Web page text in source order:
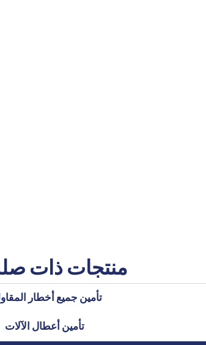
منتجات ذات
تأمين جميع أخطار
تأمين أعطال الآلات